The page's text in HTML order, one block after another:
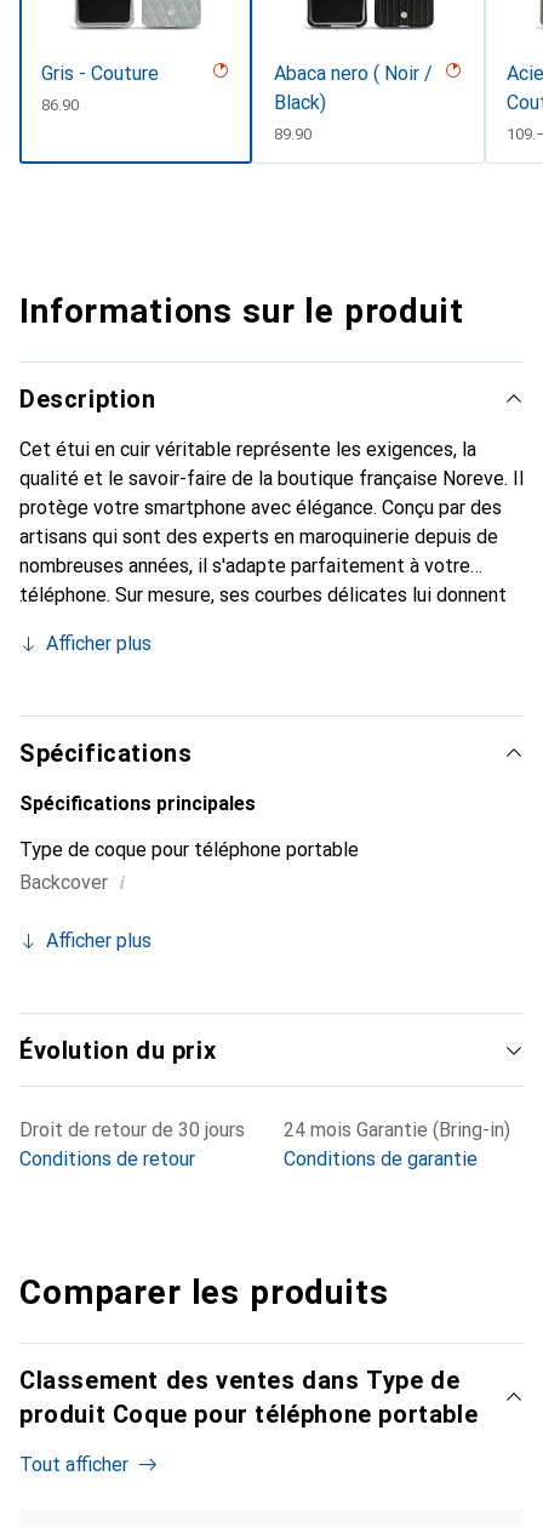
Gris - Couture
CHF
86.90
Abaca nero ( Noir /
Black)
CHF
89.90 CHF
Informations sur le produit
Description
Cet étui en cuir véritable représente les exigences, la
qualité et le savoir-faire de la boutique française Noreve. Il
protège votre smartphone avec élégance. Conçu par des
artisans qui sont des experts en maroquinerie depuis de
nombreuses années, il s'adapte parfaitement à votre
téléphone. Sur mesure, ses courbes délicates lui donnent
indispensable pour votre smartphone. Reconnaître
marque Noreve est un choix sûr pour une clientèle
exigeante.
Afficher plus
Spécifications
Spécifications principales
Type de coque pour téléphone portable
Backcover i
Afficher plus
Évolution du prix
Droit de retour de 30 jours
Conditions de retour
24 mois Garantie (Bring-in)
Conditions de garantie
Comparer les produits
Classement des ventes dans Type de
produit Coque pour téléphone portable
Tout afficher